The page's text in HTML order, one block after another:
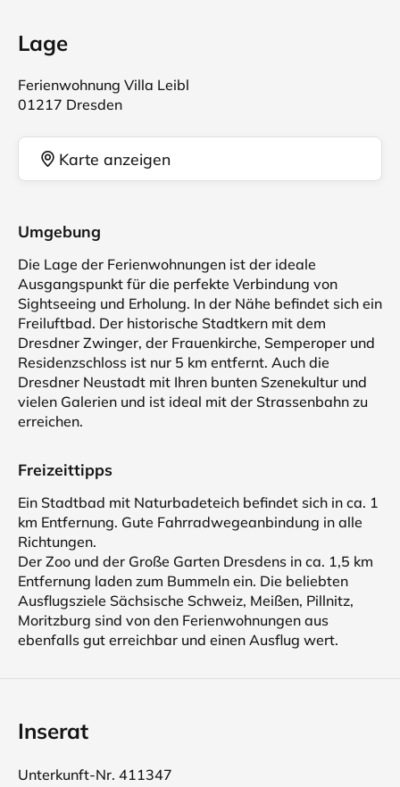
Lage
Ferienwohnung Villa Leibl
01217 Dresden
Karte anzeigen
Umgebung
Die Lage der Ferienwohnungen ist der ideale
Ausgangspunkt für die perfekte Verbindung von
Sightseeing und Erholung. In der Nähe befindet sich ein
Freiluftbad. Der historische Stadtkern mit dem
Dresdner Zwinger, der Frauenkirche, Semperoper und
Residenzschloss ist nur 5 km entfernt. Auch die
Dresdner Neustadt mit Ihren bunten Szenekultur und
vielen Galerien und ist ideal mit der Strassenbahn zu
erreichen.
Freizeittipps
Ein Stadtbad mit Naturbadeteich befindet sich in ca. 1
km Entfernung. Gute Fahrradwegeanbindung in alle
Richtungen.
Der Zoo und der Große Garten Dresdens in ca. 1,5 km
Entfernung laden zum Bummeln ein. Die beliebten
Ausflugsziele Sächsische Schweiz, Meißen, Pillnitz,
Moritzburg sind von den Ferienwohnungen aus
ebenfalls gut erreichbar und einen Ausflug wert.
Inserat
Unterkunft-Nr. 411347